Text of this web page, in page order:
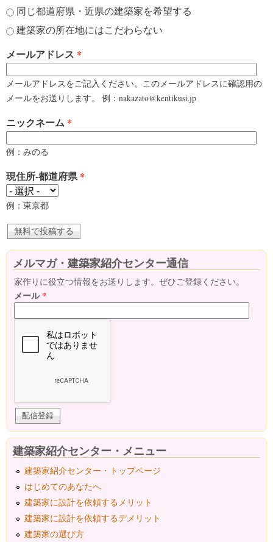
同じ都道府県・近県の建築家を希望する
建築家の所在地にはこだわらない
メールアドレス *
メールアドレスをご記入ください。このメールアドレスに確認用の
メールをお送りします。 例：nakazato@kentikusi.jp
ニックネーム *
例：みのる
現住所-都道府県 *
例：東京都
メルマガ・建築家紹介センター通信
家作りに役立つ情報をお送りします。ぜひご登録ください。
メール*
建築家紹介センター・メニュー
建築家紹介センター・トップページ
はじめてのあなたへ
建築家に設計を依頼するメリット
建築家に設計を依頼するデメリット
建築家の選び方